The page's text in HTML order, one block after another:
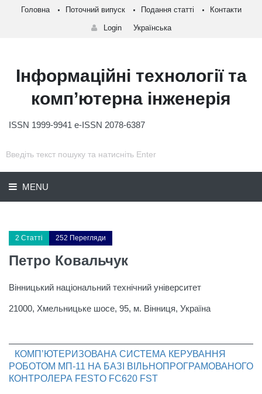
Головна Поточний випуск Подання статті Контакти
Login Українська
Інформаційні технології та
комп’ютерна інженерія
ISSN 1999-9941 e-ISSN 2078-6387
MENU
2 Статті 252 Перегляди
Петро Ковальчук
Вінницький національний технічний університет
21000, Хмельницьке шосе, 95, м. Вінниця, Україна
КОМП’ЮТЕРИЗОВАНА СИСТЕМА КЕРУВАННЯ
РОБОТОМ МП-11 НА БАЗІ ВІЛЬНОПРОГРАМОВАНОГО
КОНТРОЛЕРА FESTO FC620 FST